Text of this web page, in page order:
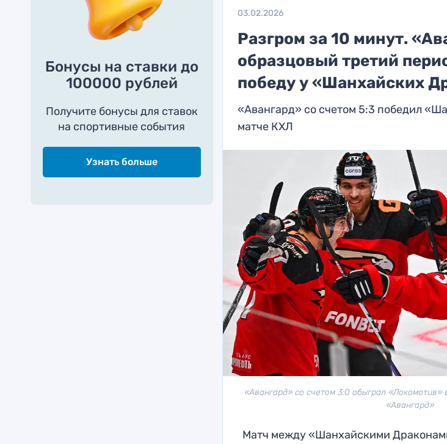
Бонусы на ставки до
100000 рублей
Получите бонусы для ставок
на спортивные события
Узнать больше
03.02.2026
Разгром за 10 минут.
образцовый третий
победу у «Шанхайских
«Авангард» со счетом 5:3 победил
матче КХЛ
«Авангард» со счетом 3:0 обыграл
«Авангард»
Матч между «Шанхайскими